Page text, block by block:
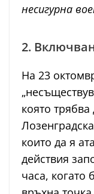
несигурна
2.
На 23
която
които да я
действия
часа, когато